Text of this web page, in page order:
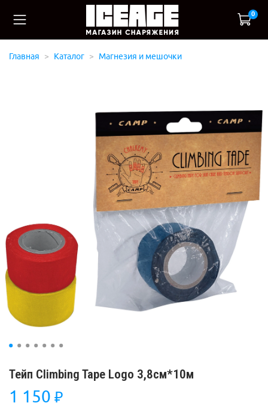
0
Главная Каталог Магнезия и мешочки
Тейп Climbing Tape Logo 3,8см*10м
1 150 ₽